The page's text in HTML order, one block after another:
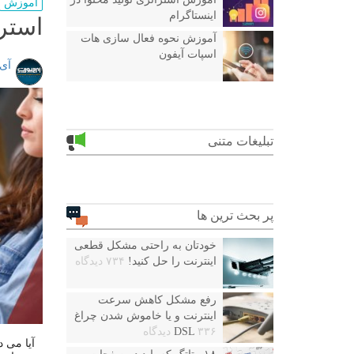
آموزش
آیا می
اینستاگرام
آموزش نحوه فعال سازی هات
اسپات آیفون
تبلیغات متنی
پر بحث ترین ها
خودتان به راحتی مشکل قطعی
اینترنت را حل کنید! ۷۳۴ دیدگاه
رفع مشکل کاهش سرعت
اینترنت و یا خاموش شدن چراغ
DSL ۳۳۶ دیدگاه